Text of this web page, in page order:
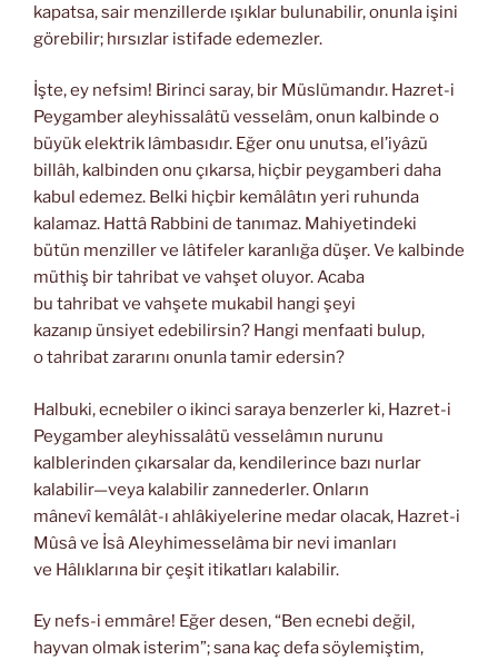
kapatsa, sair menzillerde ışıklar bulunabilir, onunla işini
görebilir; hırsızlar istifade edemezler.
İşte, ey nefsim! Birinci saray, bir Müslümandır. Hazret-i
Peygamber aleyhissalâtü vesselâm, onun kalbinde o
büyük elektrik lâmbasıdır. Eğer onu unutsa, el’iyâzü
billâh, kalbinden onu çıkarsa, hiçbir peygamberi daha
kabul edemez. Belki hiçbir kemâlâtın yeri ruhunda
kalamaz. Hattâ Rabbini de tanımaz. Mahiyetindeki
bütün menziller ve lâtifeler karanlığa düşer. Ve kalbinde
müthiş bir tahribat ve vahşet oluyor. Acaba
bu tahribat ve vahşete mukabil hangi şeyi
kazanıp ünsiyet edebilirsin? Hangi menfaati bulup,
o tahribat zararını onunla tamir edersin?
Halbuki, ecnebiler o ikinci saraya benzerler ki, Hazret-i
Peygamber aleyhissalâtü vesselâmın nurunu
kalblerinden çıkarsalar da, kendilerince bazı nurlar
kalabilir—veya kalabilir zannederler. Onların
mânevî kemâlât-ı ahlâkiyelerine medar olacak, Hazret-i
Mûsâ ve İsâ Aleyhimesselâma bir nevi imanları
ve Hâlıklarına bir çeşit itikatları kalabilir.
Ey nefs-i emmâre! Eğer desen, “Ben ecnebi değil,
hayvan olmak isterim”; sana kaç defa söylemiştim,